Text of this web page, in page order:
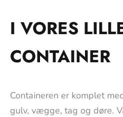
I VORES
CONTAINER
Containeren er komplet
gulv, vægge, tag og døre.